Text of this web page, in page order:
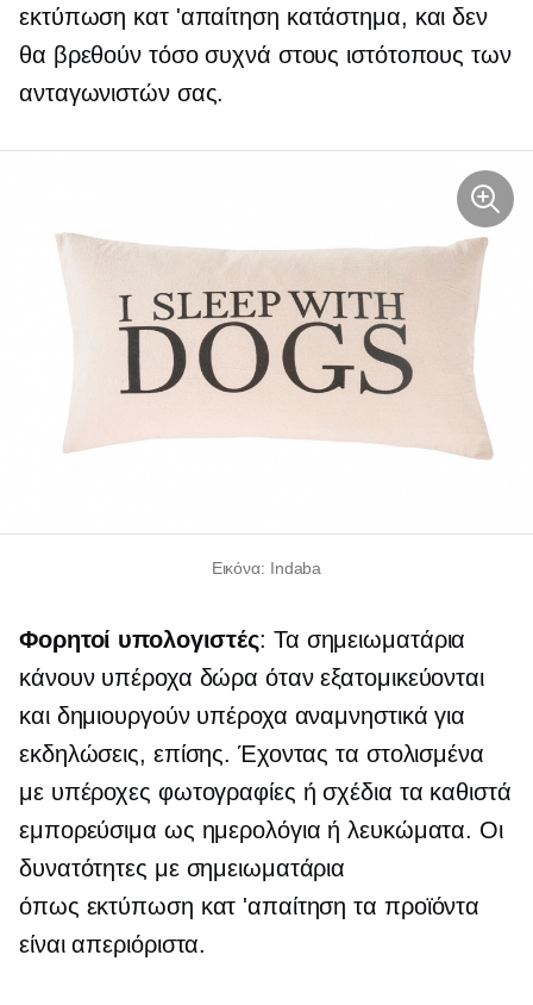
εκτύπωση κατ 'απαίτηση κατάστημα, και δεν
θα βρεθούν τόσο συχνά στους ιστότοπους των
ανταγωνιστών σας.
Εικόνα: Indaba
Φορητοί υπολογιστές: Τα σημειωματάρια
κάνουν υπέροχα δώρα όταν εξατομικεύονται
και δημιουργούν υπέροχα αναμνηστικά για
εκδηλώσεις, επίσης. Έχοντας τα στολισμένα
με υπέροχες φωτογραφίες ή σχέδια τα καθιστά
εμπορεύσιμα ως ημερολόγια ή λευκώματα. Οι
δυνατότητες με σημειωματάρια
όπως εκτύπωση κατ 'απαίτηση τα προϊόντα
είναι απεριόριστα.